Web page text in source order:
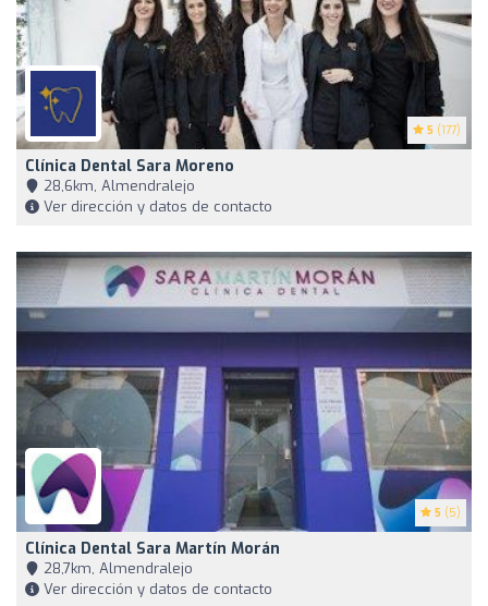
5 (177)
Clínica Dental Sara Moreno
28,6km, Almendralejo
Ver dirección y datos de contacto
5 (5)
Clínica Dental Sara Martín Morán
28,7km, Almendralejo
Ver dirección y datos de contacto